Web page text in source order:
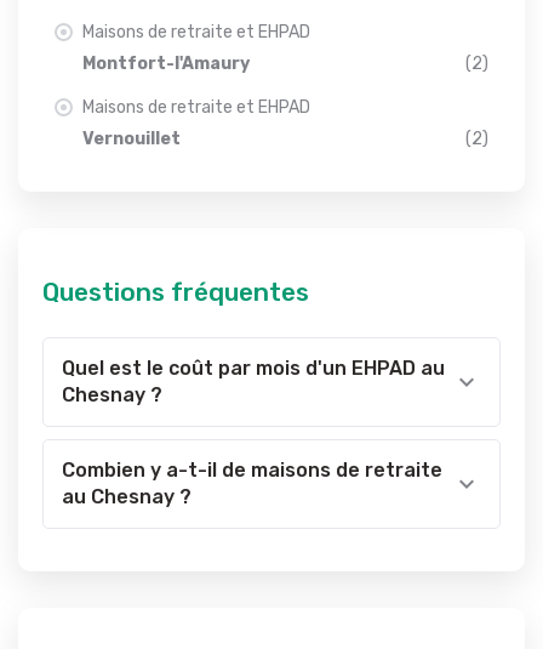
Maisons de retraite et EHPAD
Montfort-l'Amaury
(2)
Maisons de retraite et EHPAD
Vernouillet
(2)
Questions fréquentes
Quel est le coût par mois d'un EHPAD au
Chesnay ?
Combien y a-t-il de maisons de retraite
au Chesnay ?